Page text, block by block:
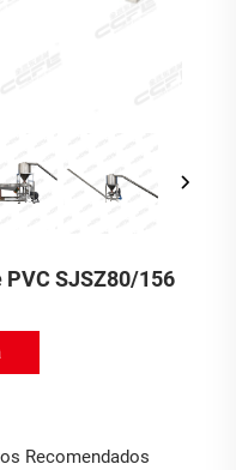
SJSZ80/156
Recomendados